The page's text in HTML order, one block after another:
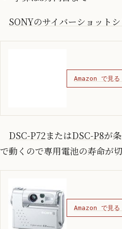
SONYのサイバーショット
Amazon で見
DSC-P72またはDSC-P8が
で動くので専用電池の寿命が
Amazon で見